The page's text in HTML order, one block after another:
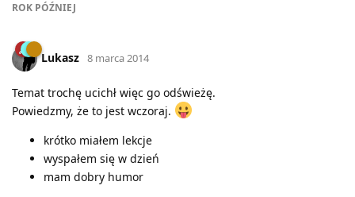
ROK PÓŹNIEJ
Lukasz 8 marca 2014
Temat trochę ucichł więc go odświeżę.
Powiedzmy, że to jest wczoraj.
krótko miałem lekcje
wyspałem się w dzień
mam dobry humor